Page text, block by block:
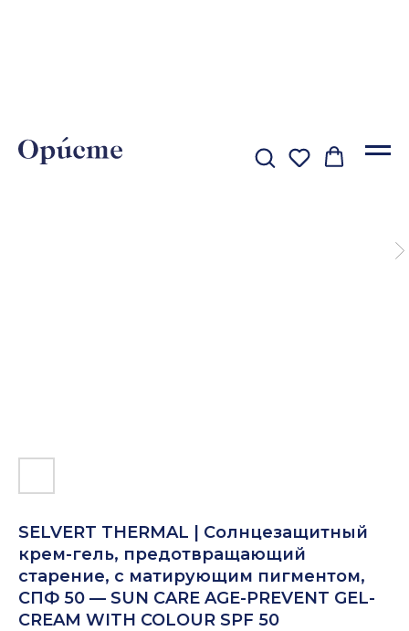
SELVERT THERMAL | Солнцезащитный
крем-гель, предотвращающий
старение, с матирующим пигментом,
СПФ 50 — SUN CARE AGE-PREVENT GEL-
CREAM WITH COLOUR SPF 50